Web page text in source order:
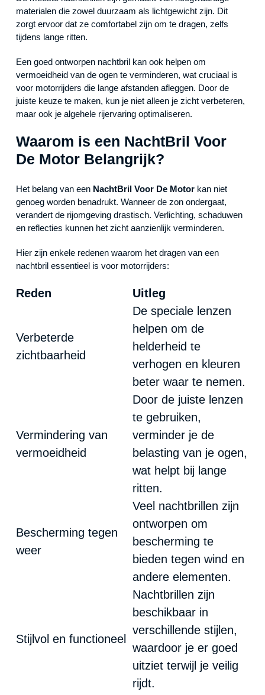
materialen die zowel duurzaam als lichtgewicht zijn. Dit
zorgt ervoor dat ze comfortabel zijn om te dragen, zelfs
tijdens lange ritten.
Een goed ontworpen nachtbril kan ook helpen om
vermoeidheid van de ogen te verminderen, wat cruciaal is
voor motorrijders die lange afstanden afleggen. Door de
juiste keuze te maken, kun je niet alleen je zicht verbeteren,
maar ook je algehele rijervaring optimaliseren.
Waarom is een NachtBril Voor
De Motor Belangrijk?
Het belang van een NachtBril Voor De Motor kan niet
genoeg worden benadrukt. Wanneer de zon ondergaat,
verandert de rijomgeving drastisch. Verlichting, schaduwen
en reflecties kunnen het zicht aanzienlijk verminderen.
Hier zijn enkele redenen waarom het dragen van een
nachtbril essentieel is voor motorrijders:
Reden Uitleg
Verbeterde
zichtbaarheid
De speciale lenzen
helpen om de
helderheid te
verhogen en kleuren
beter waar te nemen.
Vermindering van
vermoeidheid
Door de juiste lenzen
te gebruiken,
verminder je de
belasting van je ogen,
wat helpt bij lange
ritten.
Bescherming tegen
weer
Veel nachtbrillen zijn
ontworpen om
bescherming te
bieden tegen wind en
andere elementen.
Stijlvol en functioneel
Nachtbrillen zijn
beschikbaar in
verschillende stijlen,
waardoor je er goed
uitziet terwijl je veilig
rijdt.